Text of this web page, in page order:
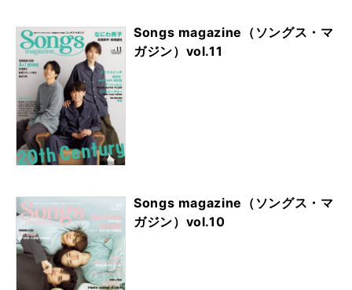
Songs magazine（ソングス・マ
ガジン）vol.11
Songs magazine（ソングス・マ
ガジン）vol.10